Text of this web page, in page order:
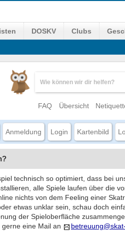
DOSKV Clubs
FAQ Übersicht
Anmeldung Login Kartenbild
technisch so optimiert, dass bei
alle Spiele laufen über die
nichts von dem Feeling einer
etwas unklar sein, schau doch
der Spieloberfläche
eine Mail an